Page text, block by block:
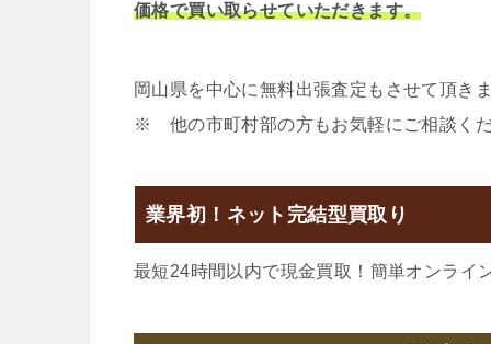
価格で買い取らせていただきます。
岡山県を中心に無料出張査定もさせて頂き
※ 他の市町村部の方もお気軽にご相談く
業界初！ネット完結型買取り
最短24時間以内で現金買取！簡単オンライ